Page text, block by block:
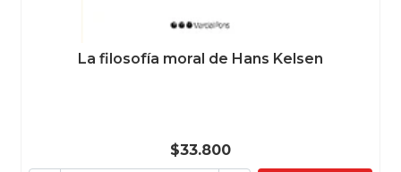
La filosofía moral de Hans Kelsen
$33.800